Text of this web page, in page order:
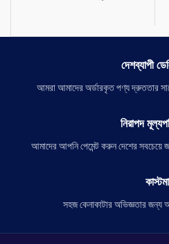
দেশব্যাপী
আমরা আমাদের অর্ডারকৃত পণ্য দ্রুততার
নিরাপদ
আমাদের আপনি পেমেন্ট করুন দেশের সবচেয়ে
সহজ কেনাকাটার অভিজ্ঞতার জন্য